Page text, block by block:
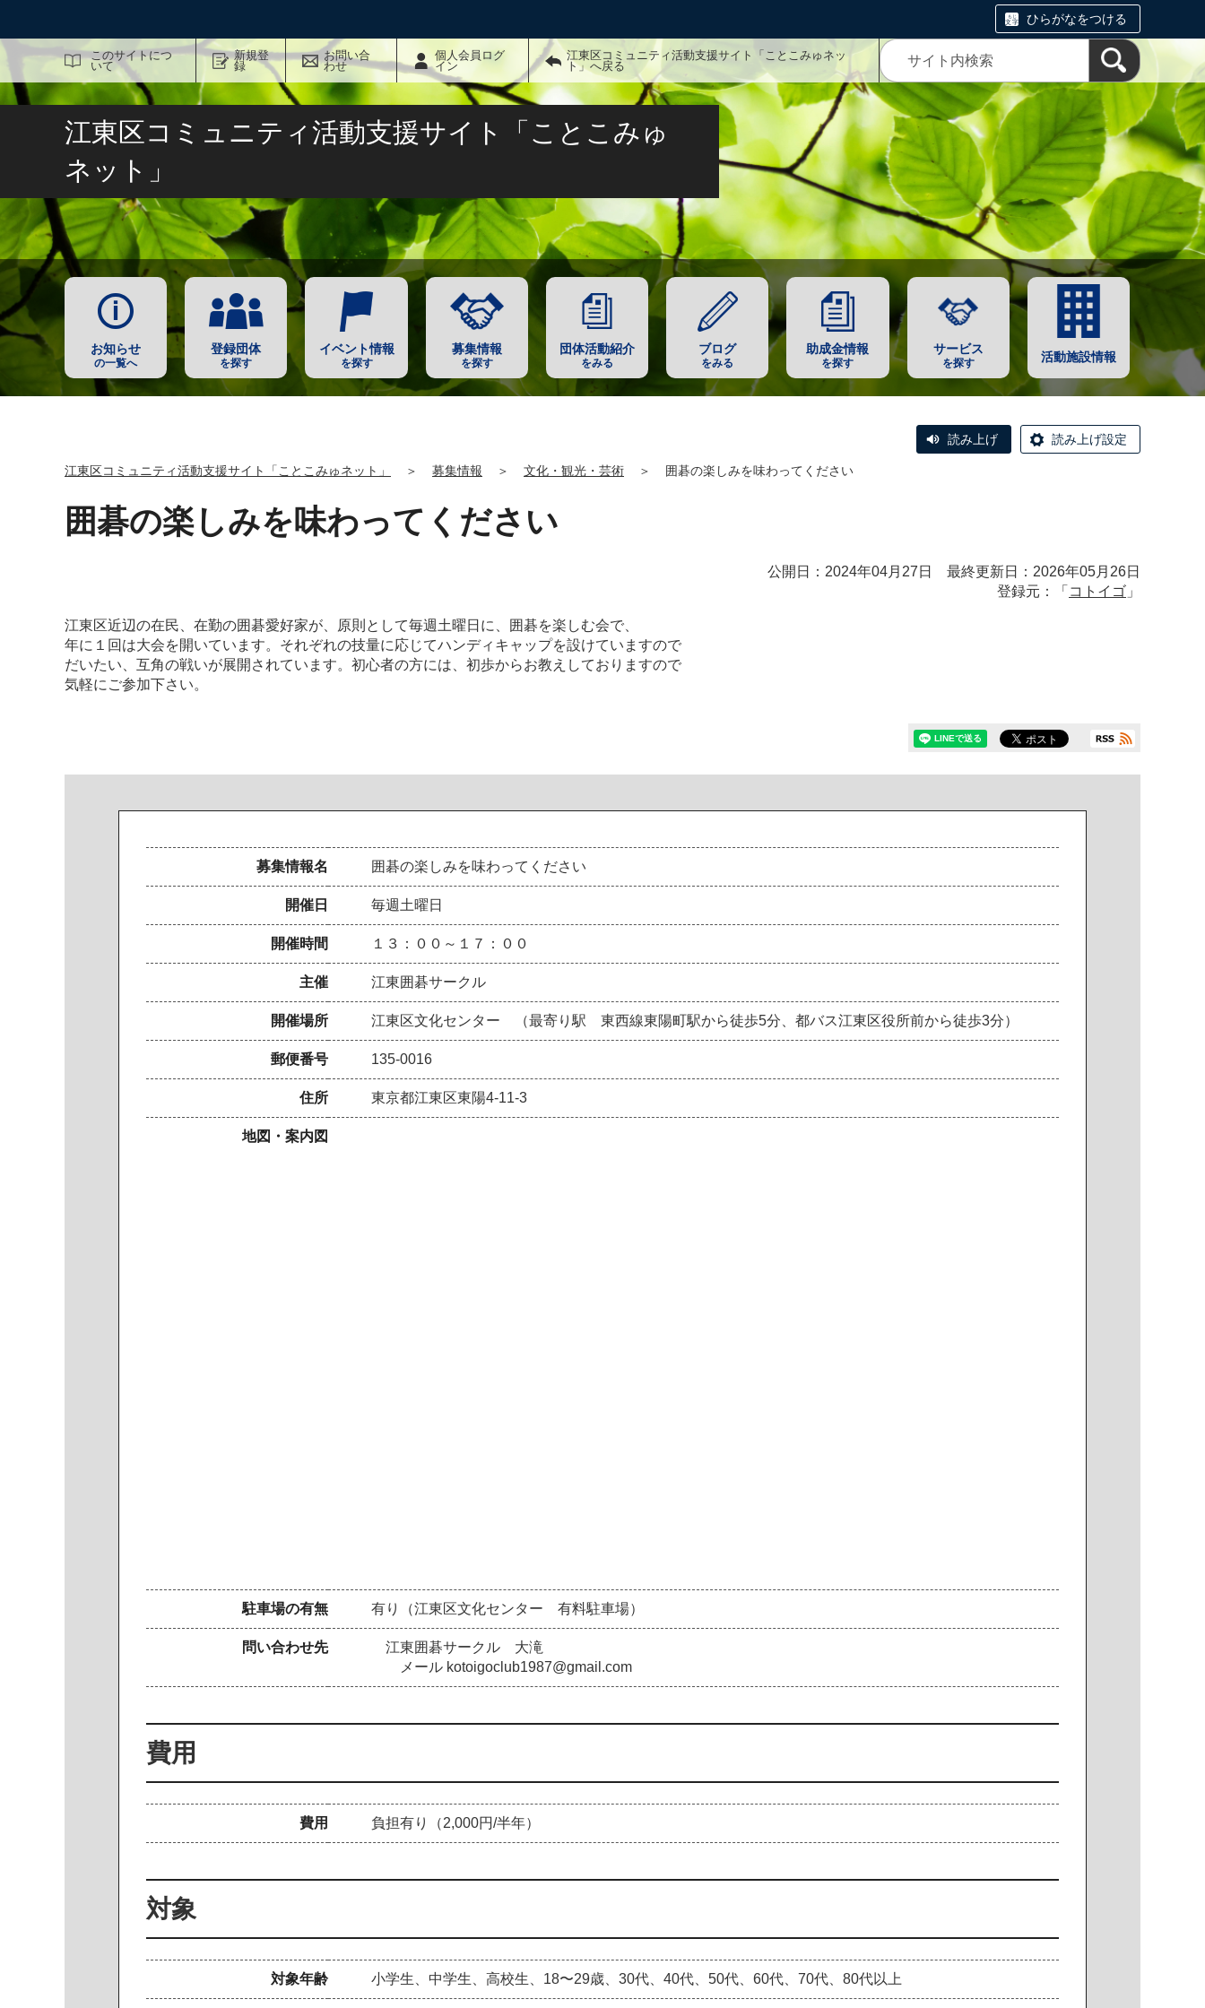
ひらがなをつける
このサイトにつ
いて
新規登
録
お問い合
わせ
個人会員ログ
イン
江東区コミュニティ活動支援サイト「ことこみゅネッ
ト」へ戻る
サイト内検索
江東区コミュニティ活動支援サイト「ことこみゅ
ネット」
お知らせ
の一覧へ
登録団体
を探す
イベント情報
を探す
募集情報
を探す
団体活動紹介
をみる
ブログ
をみる
助成金情報
を探す
サービス
を探す 活動施設情報
読み上げ 読み上げ設定
江東区コミュニティ活動支援サイト「ことこみゅネット」 ＞ 募集情報 ＞ 文化・観光・芸術 ＞ 囲碁の楽しみを味わってください
囲碁の楽しみを味わってください
公開日：2024年04月27日 最終更新日：2026年05月26日
登録元：「 コトイゴ 」
江東区近辺の在民、在勤の囲碁愛好家が、原則として毎週土曜日に、囲碁を楽しむ会で、
年に１回は大会を開いています。それぞれの技量に応じてハンディキャップを設けていますので
だいたい、互角の戦いが展開されています。初心者の方には、初歩からお教えしておりますので
気軽にご参加下さい。
募集情報名 囲碁の楽しみを味わってください
開催日 毎週土曜日
開催時間 １３：００～１７：００
主催 江東囲碁サークル
開催場所 江東区文化センター （最寄り駅 東西線東陽町駅から徒歩5分、都バス江東区役所前から徒歩3分）
郵便番号 135-0016
住所 東京都江東区東陽4-11-3
地図・案内図
駐車場の有無 有り（江東区文化センター 有料駐車場）
問い合わせ先
江東囲碁サークル 大滝
メール kotoigoclub1987@gmail.com
費用
費用 負担有り（2,000円/半年）
対象
対象年齢 小学生、中学生、高校生、18〜29歳、30代、40代、50代、60代、70代、80代以上